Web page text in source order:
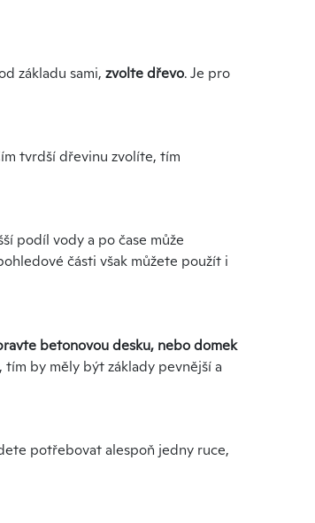
základu sami, zvolte dřevo. Je pro
tvrdší dřevinu zvolíte, tím
podíl vody a po čase může
části však můžete použít i
betonovou desku, nebo domek
by měly být základy pevnější a
potřebovat alespoň jedny ruce,